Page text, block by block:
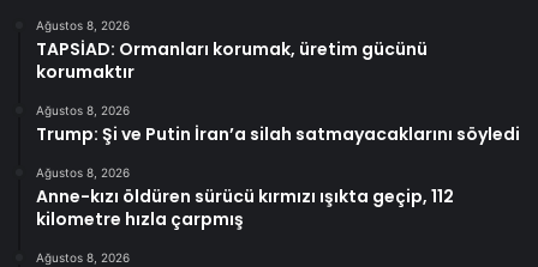
Ağustos 8, 2026
TAPSİAD: Ormanları korumak, üretim gücünü
korumaktır
Ağustos 8, 2026
Trump: Şi ve Putin İran’a silah satmayacaklarını söyledi
Ağustos 8, 2026
Anne-kızı öldüren sürücü kırmızı ışıkta geçip, 112
kilometre hızla çarpmış
Ağustos 8, 2026